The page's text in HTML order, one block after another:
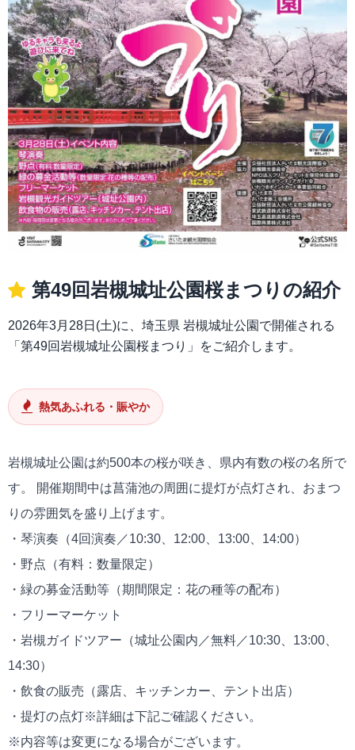
第49回岩槻城址公園桜まつりの紹介
2026年3月28日(土)に、埼玉県 岩槻城址公園で開催される
「第49回岩槻城址公園桜まつり」をご紹介します。
熱気あふれる・賑やか
岩槻城址公園は約500本の桜が咲き、県内有数の桜の名所で
す。 開催期間中は菖蒲池の周囲に提灯が点灯され、おまつ
りの雰囲気を盛り上げます。
・琴演奏（4回演奏／10:30、12:00、13:00、14:00）
・野点（有料：数量限定）
・緑の募金活動等（期間限定：花の種等の配布）
・フリーマーケット
・岩槻ガイドツアー（城址公園内／無料／10:30、13:00、
14:30）
・飲食の販売（露店、キッチンカー、テント出店）
・提灯の点灯※詳細は下記ご確認ください。
※内容等は変更になる場合がございます。